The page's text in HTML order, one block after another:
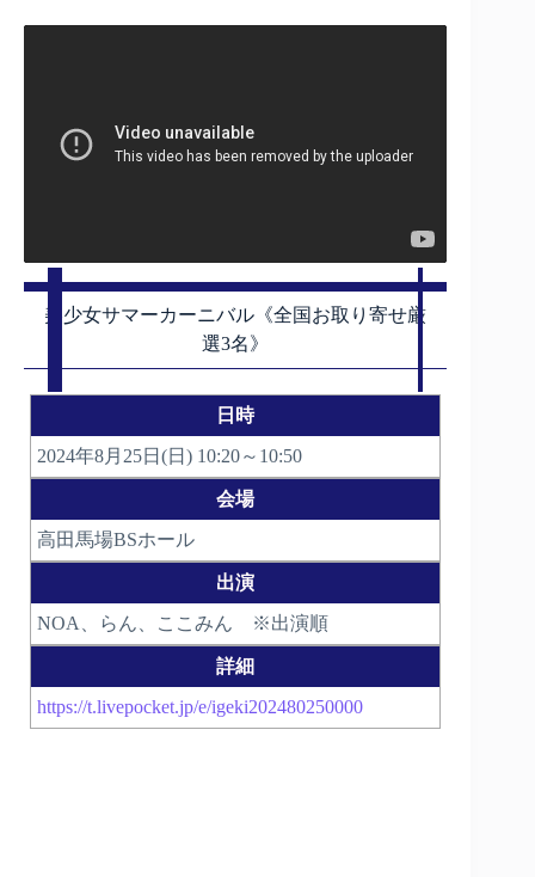
美少女サマーカーニバル《全国お取り寄せ厳
選3名》
日時
2024年8月25日(日) 10:20～10:50
会場
高田馬場BSホール
出演
NOA、らん、ここみん ※出演順
詳細
https://t.livepocket.jp/e/igeki202480250000